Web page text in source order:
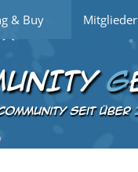
& Buy Mitglieder